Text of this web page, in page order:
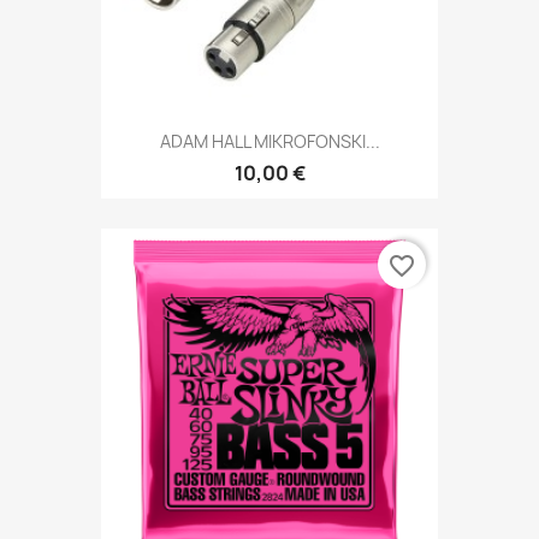
ADAM HALL MIKROFONSKI...
10,00 €
favorite_border